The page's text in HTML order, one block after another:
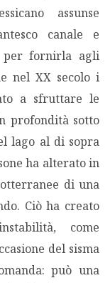
assunse
canale e
per fornirla agli
nel XX secolo i
a sfruttare le
profondità sotto
lago al di sopra
ha alterato in
di una
Ciò ha creato
come
del sisma
può una